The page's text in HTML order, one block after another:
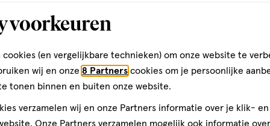
voorkeuren
cookies (en vergelijkbare technieken) om onze website te
wij en onze 8 Partners cookies om je persoonlijke
tonen binnen en buiten onze website.
verzamelen wij en onze Partners informatie over je klik-
Onze Partners verzamelen mogelijk ook informatie